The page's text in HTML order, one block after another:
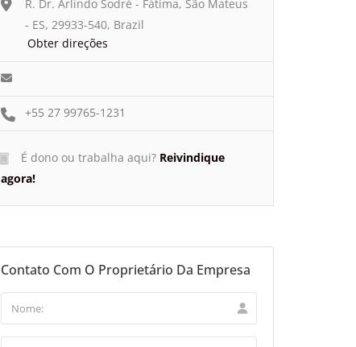
R. Dr. Arlíndo Sodré - Fátima, São Mateus
- ES, 29933-540, Brazil
Obter direções
+55 27 99765-1231
É dono ou trabalha aqui? Reivindique
agora!
Contato Com O Proprietário Da Empresa